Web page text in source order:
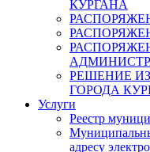
КУРГАНА
РЕШЕНИЕ
ГОРОДА
Услуги
Реестр
адресу